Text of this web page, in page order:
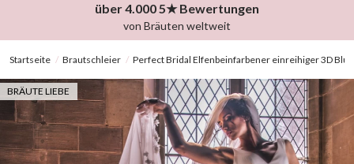
über 4.000 5★ Bewertungen
von Bräuten weltweit
Startseite Brautschleier Perfect Bridal Elfenbeinfarbener einreihiger 3D
BRÄUTE LIEBE